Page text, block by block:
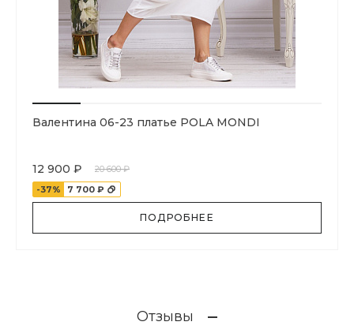
Валентина 06-23 платье POLA MONDI
12 900 ₽
20 600 ₽
-37%
7 700 ₽
ПОДРОБНЕЕ
Отзывы